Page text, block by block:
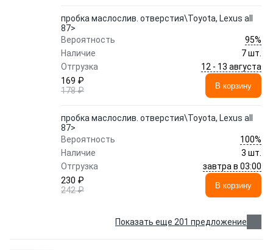
пробка маслослив. отверстия\Toyota, Lexus all
87>
Вероятность
95%
Наличие
7 шт.
Отгрузка
12 - 13 августа
169 ₽
178 ₽
В корзину
пробка маслослив. отверстия\Toyota, Lexus all
87>
Вероятность
100%
Наличие
3 шт.
Отгрузка
завтра в 03:00
230 ₽
242 ₽
В корзину
Показать еще 201 предложение